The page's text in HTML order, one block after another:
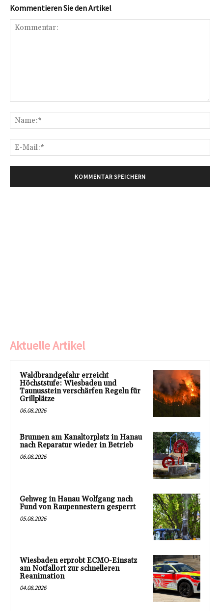
Kommentieren Sie den Artikel
Aktuelle Artikel
Waldbrandgefahr erreicht
Höchststufe: Wiesbaden und
Taunusstein verschärfen Regeln für
Grillplätze
06.08.2026
Brunnen am Kanaltorplatz in Hanau
nach Reparatur wieder in Betrieb
06.08.2026
Gehweg in Hanau Wolfgang nach
Fund von Raupennestern gesperrt
05.08.2026
Wiesbaden erprobt ECMO-Einsatz
am Notfallort zur schnelleren
Reanimation
04.08.2026